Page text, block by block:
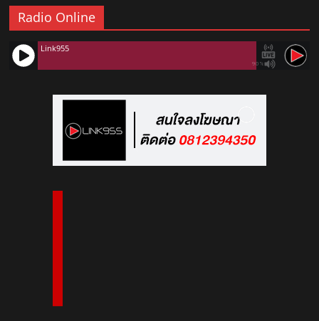
Radio Online
90%
Link955